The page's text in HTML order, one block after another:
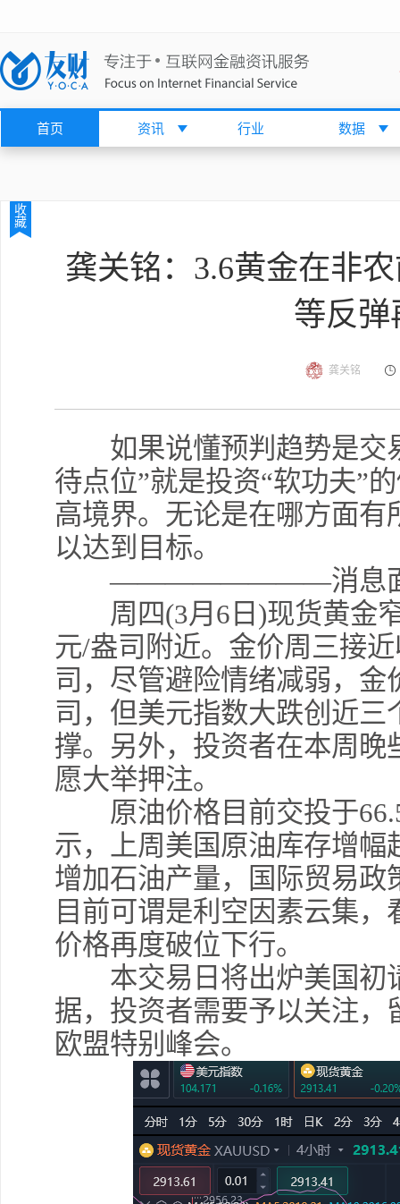
首页 资讯 行业 数据
收
藏
龚关铭：3.6黄金在非
等反弹
龚关铭
如果说懂预判趋势是交
待点位”就是投资“软功夫”
高境界。无论是在哪方面
以达到目标。
————————消息
周四(3月6日)现货黄金窄
元/盎司附近。金价周三接
司，尽管避险情绪减弱，金
司，但美元指数大跌创近
撑。另外，投资者在本周
愿大举押注。
原油价格目前交投于
示，上周美国原油库存增
增加石油产量，国际贸易
目前可谓是利空因素云集
价格再度破位下行。
本交易日将出炉美国初
据，投资者需要予以关注
欧盟特别峰会。